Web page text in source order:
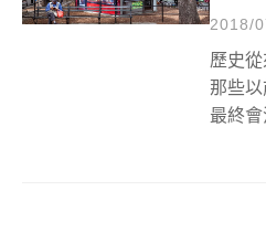
2018/
歷史
那些
最終